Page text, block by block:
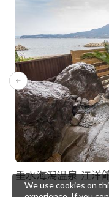
垂水海潟温泉 江洋
We use cookies on